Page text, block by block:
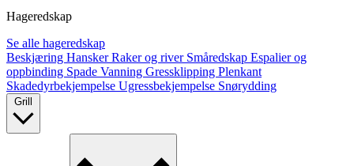
Hageredskap
Se alle hageredskap
Beskjæring HanskerRaker og river Småredskap Espalier og
oppbinding Spade Vanning Gressklipping Plenkant
Skadedyrbekjempelse Ugressbekjempelse Snørydding